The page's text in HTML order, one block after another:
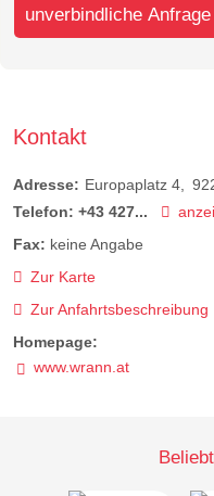
unverbindliche
Kontakt
Adresse: Europaplatz 4
Telefon: +43 427...
Fax: keine Angabe
Zur Karte
Zur Anfahrtsbeschreibung
Homepage:
www.wrann.at